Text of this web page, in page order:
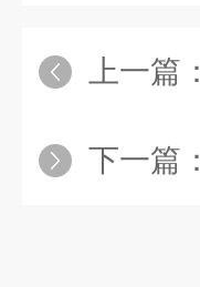
上一篇：
下一篇：